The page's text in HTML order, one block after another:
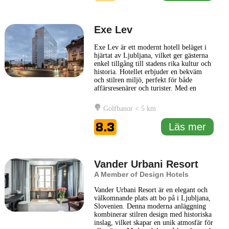
Exe Lev
Exe Lev är ett modernt hotell beläget i
hjärtat av Ljubljana, vilket ger gästerna
enkel tillgång till stadens rika kultur och
historia. Hotellet erbjuder en bekväm
och stilren miljö, perfekt för både
affärsresenärer och turister. Med en
funktionalitet skapare Exe Lev en
avkopplande atmosfär för sina besökare.
Hotellet har en mängd bekvämligheter,
inklusive ett
... Läs mer
Golfbanor < 5 km
8.3 Läs mer
Vander Urbani Resort
A Member of Design Hotels
Vander Urbani Resort är en elegant och
välkomnande plats att bo på i Ljubljana,
Slovenien. Denna moderna anläggning
kombinerar stilren design med historiska
inslag, vilket skapar en unik atmosfär för